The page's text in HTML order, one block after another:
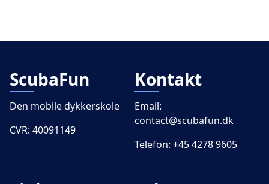
ScubaFun
Den mobile dykkerskole
CVR: 40091149
Kontakt
Email:
contact@scubafun.dk
Telefon: +45 4278 9605